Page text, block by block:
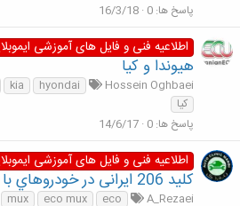
پاسخ ها 0
16/3/18
اطلاعیه فنی و فایل های آموزشی
هیوندا و کیا
Hossein Oghbaei
hyondai
kia
کیا
پاسخ ها 0
14/6/17
اطلاعیه فنی و فایل های آموزشی
كليد 206 ایرانی در خودروهاي با سيستمECO MUX
A_Rezaei
eco
eco mux
mux